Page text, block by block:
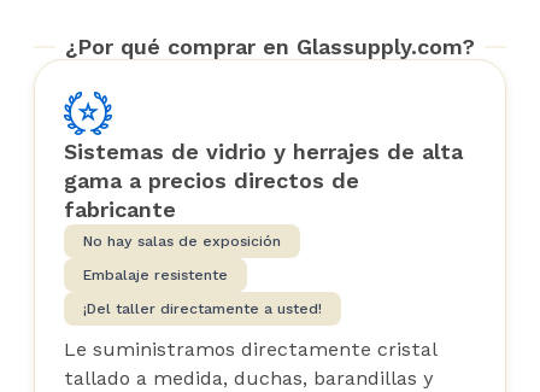
¿Por qué comprar en Glassupply.com?
Sistemas de vidrio y herrajes de alta
gama a precios directos de
fabricante
No hay salas de exposición
Embalaje resistente
¡Del taller directamente a usted!
Le suministramos directamente cristal
tallado a medida, duchas, barandillas y